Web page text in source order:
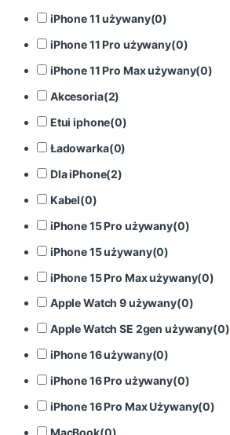
iPhone 11 używany(0)
iPhone 11 Pro używany(0)
iPhone 11 Pro Max używany(0)
Akcesoria(2)
Etui iphone(0)
Ładowarka(0)
Dla iPhone(2)
Kabel(0)
iPhone 15 Pro używany(0)
iPhone 15 używany(0)
iPhone 15 Pro Max używany(0)
Apple Watch 9 używany(0)
Apple Watch SE 2gen używany(0)
iPhone 16 używany(0)
iPhone 16 Pro używany(0)
iPhone 16 Pro Max Używany(0)